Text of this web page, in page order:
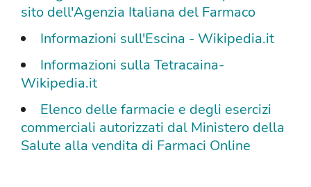
sito dell'Agenzia Italiana del Farmaco
Informazioni sull'Escina - Wikipedia.it
Informazioni sulla Tetracaina-
Wikipedia.it
Elenco delle farmacie e degli esercizi
commerciali autorizzati dal Ministero della
Salute alla vendita di Farmaci Online